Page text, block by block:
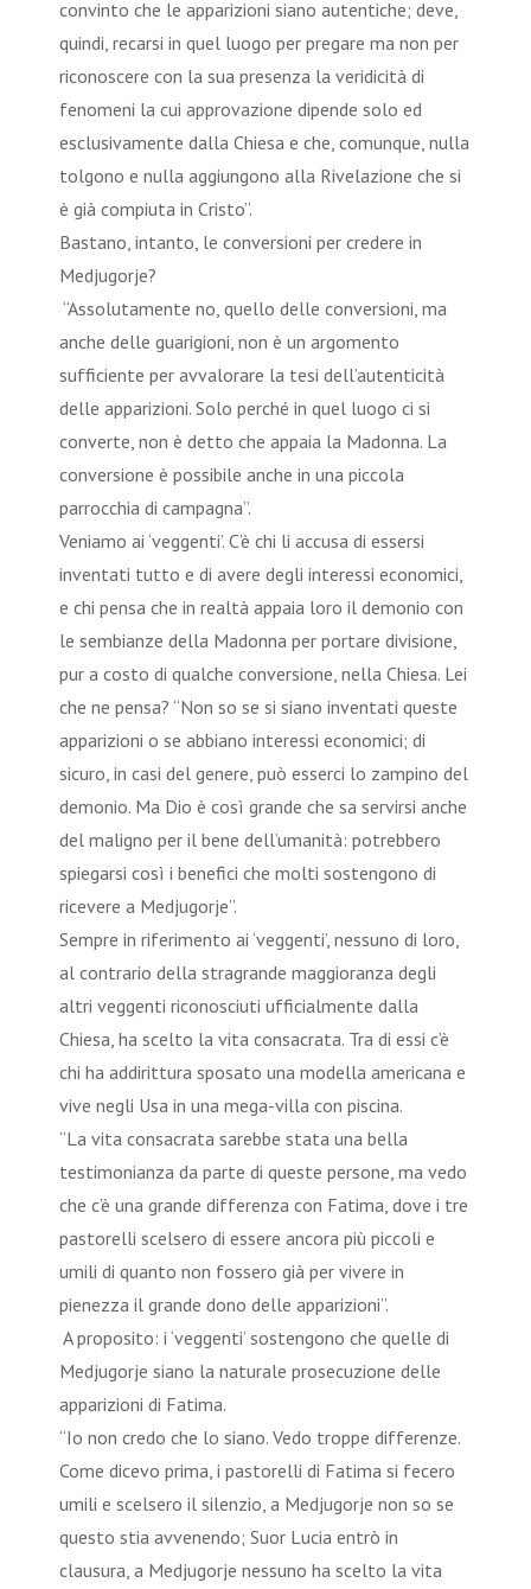
convinto che le apparizioni siano autentiche; deve,
quindi, recarsi in quel luogo per pregare ma non per
riconoscere con la sua presenza la veridicità di
fenomeni la cui approvazione dipende solo ed
esclusivamente dalla Chiesa e che, comunque, nulla
tolgono e nulla aggiungono alla Rivelazione che si
è già compiuta in Cristo”.
Bastano, intanto, le conversioni per credere in
Medjugorje?
“Assolutamente no, quello delle conversioni, ma
anche delle guarigioni, non è un argomento
sufficiente per avvalorare la tesi dell’autenticità
delle apparizioni. Solo perché in quel luogo ci si
converte, non è detto che appaia la Madonna. La
conversione è possibile anche in una piccola
parrocchia di campagna”.
Veniamo ai ‘veggenti’. C’è chi li accusa di essersi
inventati tutto e di avere degli interessi economici,
e chi pensa che in realtà appaia loro il demonio con
le sembianze della Madonna per portare divisione,
pur a costo di qualche conversione, nella Chiesa. Lei
che ne pensa? “Non so se si siano inventati queste
apparizioni o se abbiano interessi economici; di
sicuro, in casi del genere, può esserci lo zampino del
demonio. Ma Dio è così grande che sa servirsi anche
del maligno per il bene dell’umanità: potrebbero
spiegarsi così i benefici che molti sostengono di
ricevere a Medjugorje”.
Sempre in riferimento ai ‘veggenti’, nessuno di loro,
al contrario della stragrande maggioranza degli
altri veggenti riconosciuti ufficialmente dalla
Chiesa, ha scelto la vita consacrata. Tra di essi c’è
chi ha addirittura sposato una modella americana e
vive negli Usa in una mega-villa con piscina.
“La vita consacrata sarebbe stata una bella
testimonianza da parte di queste persone, ma vedo
che c’è una grande differenza con Fatima, dove i tre
pastorelli scelsero di essere ancora più piccoli e
umili di quanto non fossero già per vivere in
pienezza il grande dono delle apparizioni”.
A proposito: i ‘veggenti’ sostengono che quelle di
Medjugorje siano la naturale prosecuzione delle
apparizioni di Fatima.
“Io non credo che lo siano. Vedo troppe differenze.
Come dicevo prima, i pastorelli di Fatima si fecero
umili e scelsero il silenzio, a Medjugorje non so se
questo stia avvenendo; Suor Lucia entrò in
clausura, a Medjugorje nessuno ha scelto la vita